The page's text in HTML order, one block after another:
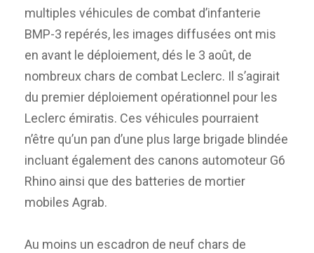
multiples véhicules de combat d’infanterie
BMP-3 repérés, les images diffusées ont mis
en avant le déploiement, dés le 3 août, de
nombreux chars de combat Leclerc. Il s’agirait
du premier déploiement opérationnel pour les
Leclerc émiratis. Ces véhicules pourraient
n’être qu’un pan d’une plus large brigade blindée
incluant également des canons automoteur G6
Rhino ainsi que des batteries de mortier
mobiles Agrab.
Au moins un escadron de neuf chars de